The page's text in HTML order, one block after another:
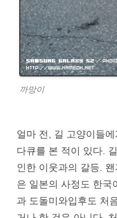
까망이
얼마 전, 길 고양이들
다큐를 본 적이 있다.
인한 이웃과의 갈등.
은 일본의 사정도 한국
과 도돌미와입후도 처